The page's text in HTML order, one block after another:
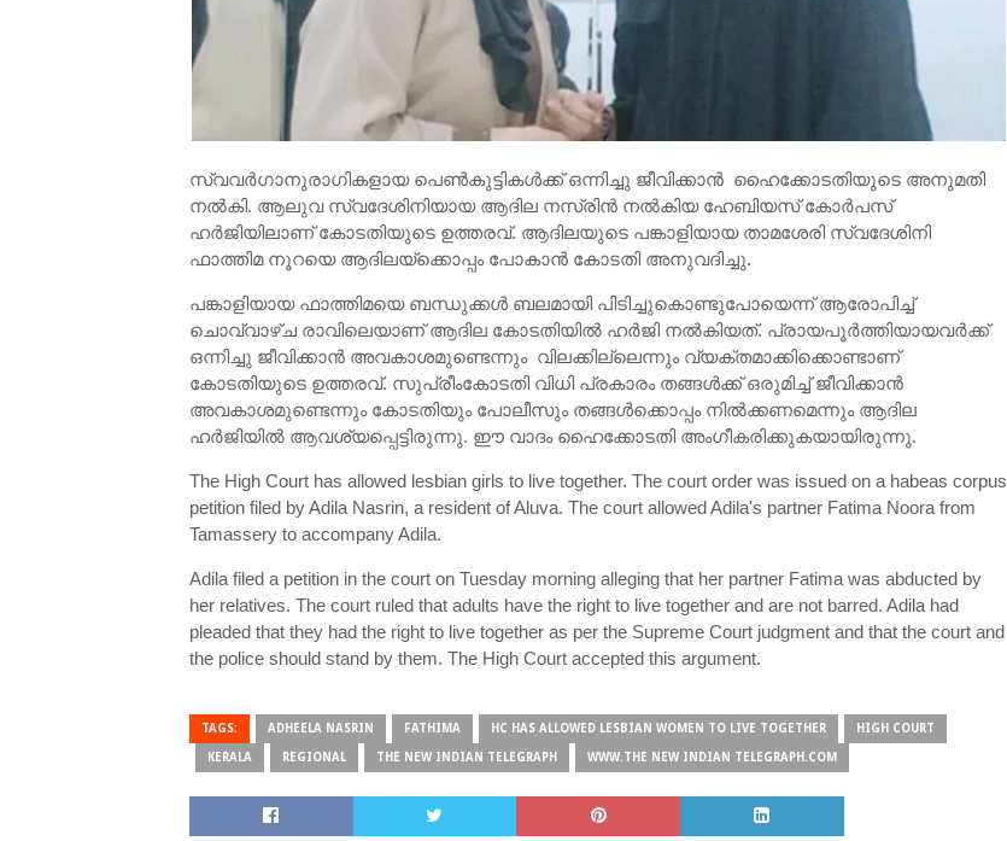
സ്വവര്‍ഗാനുരാഗികളായ പെണ്‍കുട്ടികള്‍ക്ക് ഒന്നിച്ചു ജീവിക്കാന്‍ ഹൈക്കോടതിയുടെ അനുമതി
നൽകി. ആലുവ സ്വദേശിനിയായ ആദില നസ്രിന്‍ നല്‍കിയ ഹേബിയസ് കോര്‍പസ്
ഹര്‍ജിയിലാണ് കോടതിയുടെ ഉത്തരവ്. ആദിലയുടെ പങ്കാളിയായ താമശേരി സ്വദേശിനി
ഫാത്തിമ നൂറയെ ആദിലയ്‌ക്കൊപ്പം പോകാന്‍ കോടതി അനുവദിച്ചു.
പങ്കാളിയായ ഫാത്തിമയെ ബന്ധുക്കള്‍ ബലമായി പിടിച്ചുകൊണ്ടുപോയെന്ന് ആരോപിച്ച്
ചൊവ്വാഴ്ച രാവിലെയാണ് ആദില കോടതിയില്‍ ഹര്‍ജി നല്‍കിയത്. പ്രായപൂര്‍ത്തിയായവര്‍ക്ക്
ഒന്നിച്ചു ജീവിക്കാന്‍ അവകാശമുണ്ടെന്നും വിലക്കില്ലെന്നും വ്യക്തമാക്കിക്കൊണ്ടാണ്
കോടതിയുടെ ഉത്തരവ്. സുപ്രീംകോടതി വിധി പ്രകാരം തങ്ങള്‍ക്ക് ഒരുമിച്ച് ജീവിക്കാന്‍
അവകാശമുണ്ടെന്നും കോടതിയും പോലീസും തങ്ങള്‍ക്കൊപ്പം നില്‍ക്കണമെന്നും ആദില
ഹര്‍ജിയില്‍ ആവശ്യപ്പെട്ടിരുന്നു. ഈ വാദം ഹൈക്കോടതി അംഗീകരിക്കുകയായിരുന്നു.
The High Court has allowed lesbian girls to live together. The court order was issued on a habeas corpus
petition filed by Adila Nasrin, a resident of Aluva. The court allowed Adila's partner Fatima Noora from
Tamassery to accompany Adila.
Adila filed a petition in the court on Tuesday morning alleging that her partner Fatima was abducted by
her relatives. The court ruled that adults have the right to live together and are not barred. Adila had
pleaded that they had the right to live together as per the Supreme Court judgment and that the court and
the police should stand by them. The High Court accepted this argument.
TAGS: ADHEELA NASRIN FATHIMA HC HAS ALLOWED LESBIAN WOMEN TO LIVE TOGETHER HIGH COURT
KERALA REGIONAL THE NEW INDIAN TELEGRAPH WWW.THE NEW INDIAN TELEGRAPH.COM